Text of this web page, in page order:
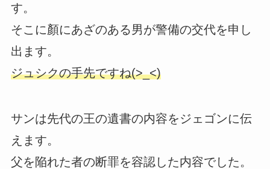
す。
そこに顏にあざのある男が警備の交代を申し
出ます。
ジュシクの手先ですね(>_<)
サンは先代の王の遺書の内容をジェゴンに伝
えます。
父を陥れた者の断罪を容認した内容でした。